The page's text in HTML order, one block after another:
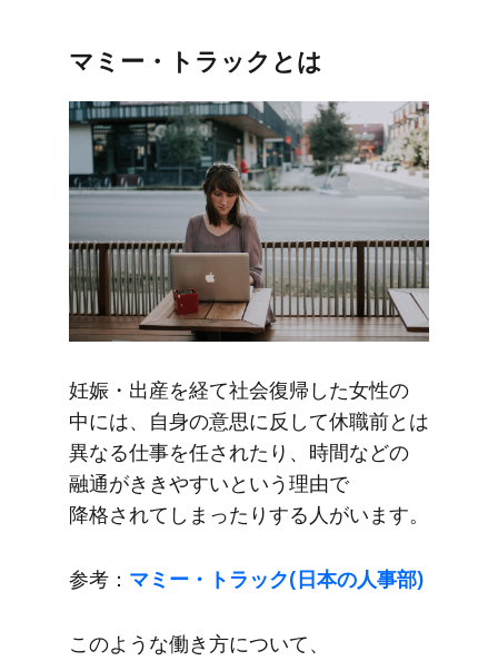
マミー・トラックとは
妊娠・出産を​経て​社会復帰した​女性の​
中には、​自身の​意思に​反して​休職前とは​
異なる​仕事を​任されたり、​時間などの​
融通が​ききやすいと​いう​理由で​
降格されてしまったりする​人が​います。
参考： マミー・トラック(日本の​人事部​)
このような​働き方に​ついて、​